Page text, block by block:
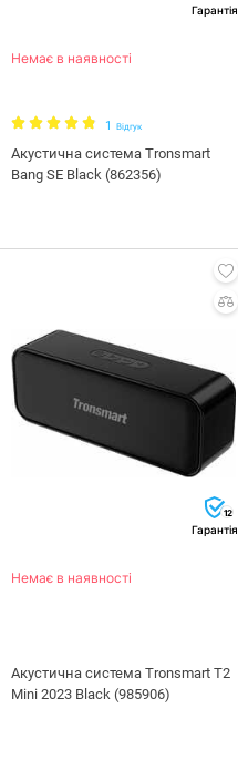
Гарантія
Немає в наявності
1 Відгук
Акустична система Tronsmart
Bang SE Black (862356)
12
Гарантія
Немає в наявності
Акустична система Tronsmart T2
Mini 2023 Black (985906)